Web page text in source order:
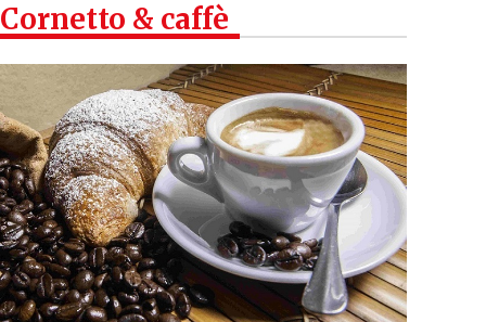
Cornetto & caffè